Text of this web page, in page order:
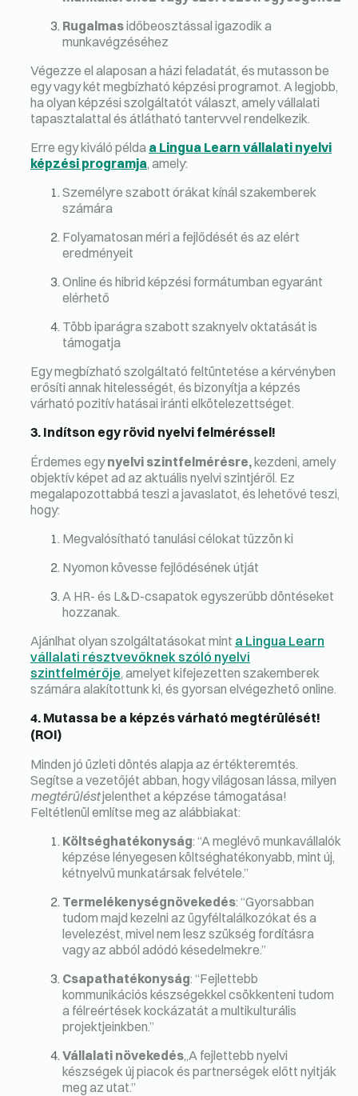
Rugalmasidőbeosztással igazodik a
munkavégzéséhez
Végezze el alaposan a házi feladatát, és mutasson be
egy vagy két megbízható képzési programot. A legjobb,
ha olyan képzési szolgáltatót választ, amely vállalati
tapasztalattal és átlátható tantervvel rendelkezik.
Erre egy kiváló példa a Lingua Learn vállalati nyelvi
képzési programja, amely:
Személyre szabott órákat kínál szakemberek
számára
Folyamatosan méri a fejlődését és az elért
eredményeit
Online és hibrid képzési formátumban egyaránt
elérhető
Több iparágra szabott szaknyelv oktatását is
támogatja
Egy megbízható szolgáltató feltüntetése a kérvényben
erősíti annak hitelességét, és bizonyítja a képzés
várható pozitív hatásai iránti elkötelezettséget.
3. Indítson egy rövid nyelvi felméréssel!
Érdemes egynyelvi szintfelmérésre,kezdeni, amely
objektív képet ad az aktuális nyelvi szintjéről. Ez
megalapozottabbá teszi a javaslatot, és lehetővé teszi,
hogy:
Megvalósítható tanulási célokat tűzzön ki
Nyomon kövesse fejlődésének útját
A HR- és L&D-csapatok egyszerűbb döntéseket
hozzanak.
Ajánlhat olyan szolgáltatásokat mint a Lingua Learn
vállalati résztvevőknek szóló nyelvi
szintfelmérője, amelyet kifejezetten szakemberek
számára alakítottunk ki, és gyorsan elvégezhető online.
4. Mutassa be a képzés várható megtérülését!
(ROI)
Minden jó üzleti döntés alapja az értékteremtés.
Segítse a vezetőjét abban, hogy világosan lássa, milyen
megtérüléstjelenthet a képzése támogatása!
Feltétlenül említse meg az alábbiakat:
Költséghatékonyság: “A meglévő munkavállalók
képzése lényegesen költséghatékonyabb, mint új,
kétnyelvű munkatársak felvétele.”
Termelékenységnövekedés: “Gyorsabban
tudom majd kezelni az ügyféltalálkozókat és a
levelezést, mivel nem lesz szükség fordításra
vagy az abból adódó késedelmekre.”
Csapathatékonyság: “Fejlettebb
kommunikációs készségekkel csökkenteni tudom
a félreértések kockázatát a multikulturális
projektjeinkben.”
Vállalati növekedés„A fejlettebb nyelvi
készségek új piacok és partnerségek előtt nyitják
meg az utat.”